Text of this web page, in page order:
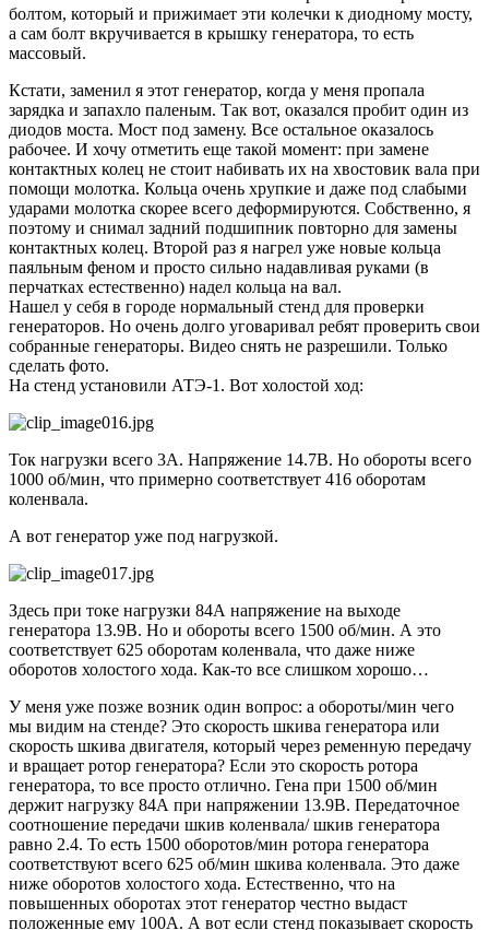
болтом, который и прижимает эти колечки к диодному мосту,
а сам болт вкручивается в крышку генератора, то есть
массовый.
Кстати, заменил я этот генератор, когда у меня пропала
зарядка и запахло паленым. Так вот, оказался пробит один из
диодов моста. Мост под замену. Все остальное оказалось
рабочее. И хочу отметить еще такой момент: при замене
контактных колец не стоит набивать их на хвостовик вала при
помощи молотка. Кольца очень хрупкие и даже под слабыми
ударами молотка скорее всего деформируются. Собственно, я
поэтому и снимал задний подшипник повторно для замены
контактных колец. Второй раз я нагрел уже новые кольца
паяльным феном и просто сильно надавливая руками (в
перчатках естественно) надел кольца на вал.
Нашел у себя в городе нормальный стенд для проверки
генераторов. Но очень долго уговаривал ребят проверить свои
собранные генераторы. Видео снять не разрешили. Только
сделать фото.
На стенд установили АТЭ-1. Вот холостой ход:
Ток нагрузки всего 3А. Напряжение 14.7В. Но обороты всего
1000 об/мин, что примерно соответствует 416 оборотам
коленвала.
А вот генератор уже под нагрузкой.
Здесь при токе нагрузки 84А напряжение на выходе
генератора 13.9В. Но и обороты всего 1500 об/мин. А это
соответствует 625 оборотам коленвала, что даже ниже
оборотов холостого хода. Как-то все слишком хорошо…
У меня уже позже возник один вопрос: а обороты/мин чего
мы видим на стенде? Это скорость шкива генератора или
скорость шкива двигателя, который через ременную передачу
и вращает ротор генератора? Если это скорость ротора
генератора, то все просто отлично. Гена при 1500 об/мин
держит нагрузку 84А при напряжении 13.9В. Передаточное
соотношение передачи шкив коленвала/ шкив генератора
равно 2.4. То есть 1500 оборотов/мин ротора генератора
соответствуют всего 625 об/мин шкива коленвала. Это даже
ниже оборотов холостого хода. Естественно, что на
повышенных оборотах этот генератор честно выдаст
положенные ему 100А. А вот если стенд показывает скорость